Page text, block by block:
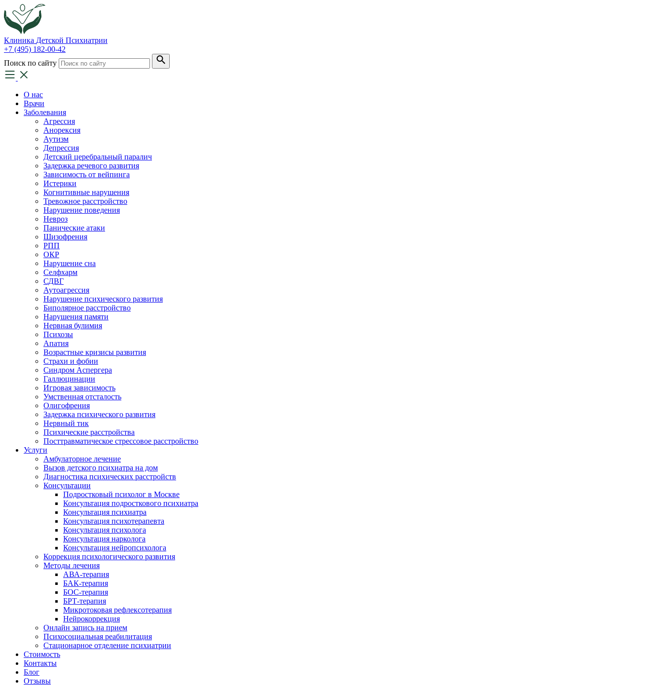
Клиника Детской Психиатрии
+7 (495) 182-00-42
Поиск по сайту
О нас
Врачи
Заболевания
Агрессия
Анорексия
Аутизм
Депрессия
Детский церебральный паралич
Задержка речевого развития
Зависимость от вейпинга
Истерики
Когнитивные нарушения
Тревожное расстройство
Нарушение поведения
Невроз
Панические атаки
Шизофрения
РПП
ОКР
Нарушение сна
Селфхарм
СДВГ
Аутоагрессия
Нарушение психического развития
Биполярное расстройство
Нарушения памяти
Нервная булимия
Психозы
Апатия
Возрастные кризисы развития
Страхи и фобии
Синдром Аспергера
Галлюцинации
Игровая зависимость
Умственная отсталость
Олигофрения
Задержка психического развития
Нервный тик
Психические расстройства
Посттравматическое стрессовое расстройство
Услуги
Амбулаторное лечение
Вызов детского психиатра на дом
Диагностика психических расстройств
Консультации
Подростковый психолог в Москве
Консультация подросткового психиатра
Консультация психиатра
Консультация психотерапевта
Консультация психолога
Консультация нарколога
Консультация нейропсихолога
Коррекция психологического развития
Методы лечения
АВА-терапия
БАК-терапия
БОС-терапия
БРТ-терапия
Микротоковая рефлексотерапия
Нейрокоррекция
Онлайн запись на прием
Психосоциальная реабилитация
Стационарное отделение психиатрии
Стоимость
Контакты
Блог
Отзывы